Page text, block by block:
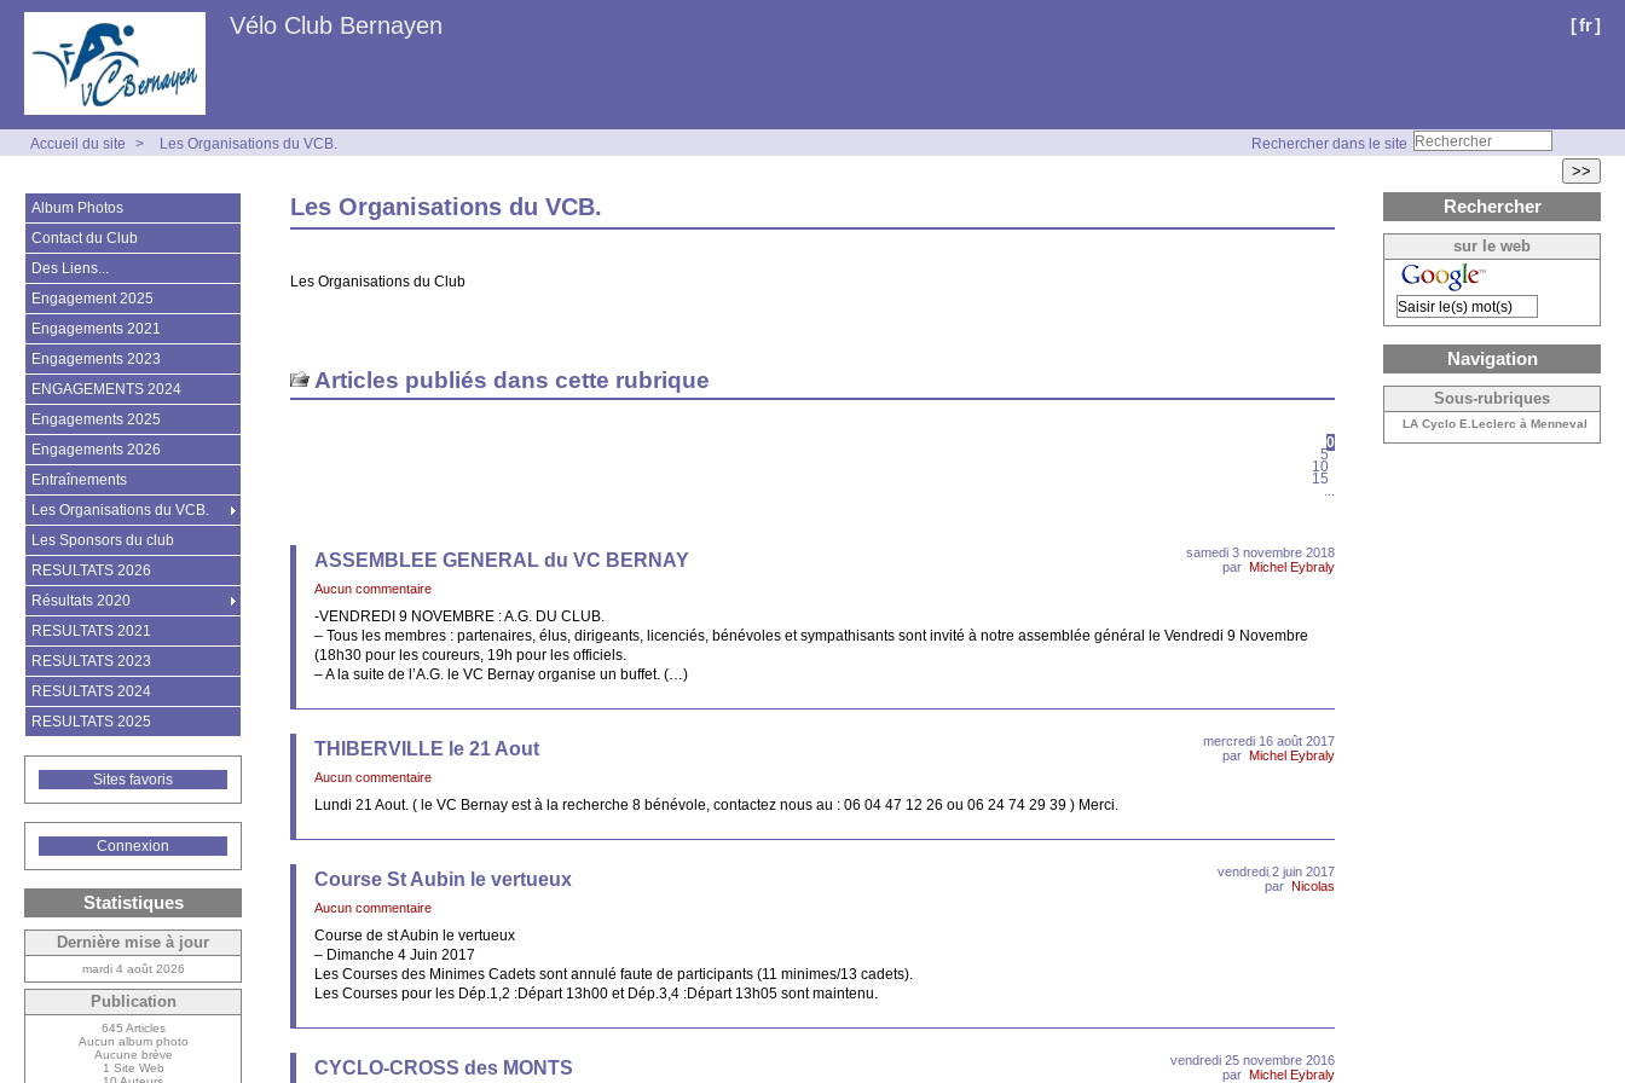
[fr]
Vélo Club Bernayen
>>
Rechercher dans le site
Accueil du site > Les Organisations du VCB.
Les Organisations du VCB.
Les Organisations du Club
Articles publiés dans cette rubrique
0
5
10
15
...
samedi 3 novembre 2018
par Michel Eybraly
ASSEMBLEE GENERAL du VC BERNAY
Aucun commentaire
-VENDREDI 9 NOVEMBRE : A.G. DU CLUB.
– Tous les membres : partenaires, élus, dirigeants, licenciés, bénévoles et sympathisants sont invité à notre assemblée général le Vendredi 9 Novembre
(18h30 pour les coureurs, 19h pour les officiels.
– A la suite de l’A.G. le VC Bernay organise un buffet. (…)
mercredi 16 août 2017
par Michel Eybraly
THIBERVILLE le 21 Aout
Aucun commentaire
Lundi 21 Aout. ( le VC Bernay est à la recherche 8 bénévole, contactez nous au : 06 04 47 12 26 ou 06 24 74 29 39 ) Merci.
vendredi 2 juin 2017
par Nicolas
Course St Aubin le vertueux
Aucun commentaire
Course de st Aubin le vertueux
– Dimanche 4 Juin 2017
Les Courses des Minimes Cadets sont annulé faute de participants (11 minimes/13 cadets).
Les Courses pour les Dép.1,2 :Départ 13h00 et Dép.3,4 :Départ 13h05 sont maintenu.
vendredi 25 novembre 2016
par Michel Eybraly
CYCLO-CROSS des MONTS
Album Photos
Contact du Club
Des Liens...
Engagement 2025
Engagements 2021
Engagements 2023
ENGAGEMENTS 2024
Engagements 2025
Engagements 2026
Entraînements
Les Organisations du VCB.
Les Sponsors du club
RESULTATS 2026
Résultats 2020
RESULTATS 2021
RESULTATS 2023
RESULTATS 2024
RESULTATS 2025
Sites favoris
Connexion
Statistiques
Dernière mise à jour
mardi 4 août 2026
Publication
645 Articles
Aucun album photo
Aucune brève
1 Site Web
Rechercher
sur le web
Navigation
Sous-rubriques
LA Cyclo E.Leclerc à Menneval